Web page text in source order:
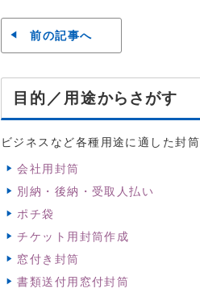
前の記事へ
目的／用途からさがす
ビジネスなど各種用途に適した封筒
会社用封筒
別納・後納・受取人払い
ポチ袋
チケット用封筒作成
窓付き封筒
書類送付用窓付封筒